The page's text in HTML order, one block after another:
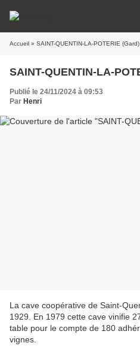
Accueil » SAINT-QUENTIN-LA-POTERIE (Gard)
SAINT-QUENTIN-LA-
Publié le 24/11/2024 à 09:53
Par Henri
La cave coopérative de Saint-
1929. En 1979 cette cave vinifie
table pour le compte de 180
vignes.